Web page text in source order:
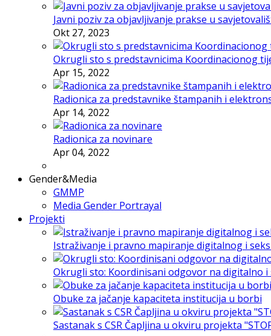
Javni poziv za objavljivanje prakse u
Okt 27, 2023
Okrugli sto s predstavnicima Koordinacionog
Apr 15, 2022
Radionica za predstavnike štampanih i
Apr 14, 2022
Radionica za novinare
Apr 04, 2022
Gender&Media
GMMP
Media Gender Portrayal
Projekti
Istraživanje i pravno mapiranje digitalnog i
Okrugli sto: Koordinisani odgovor na digitalno i
Obuke za jačanje kapaciteta institucija u borbi
Sastanak s CSR Čapljina u okviru projekta